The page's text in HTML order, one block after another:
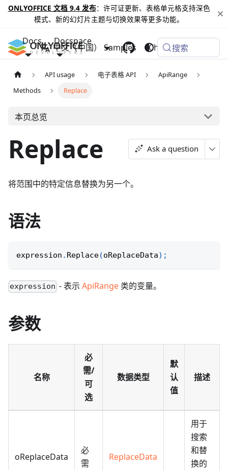
ONLYOFFICE 文档 9.4 发布：许可证更新、表格单元格支持深色
模式、新的幻灯片主题与切换效果等更多功能。
Docs Docspace
Samples Changelog
中文（中国） 搜索
API usage 电子表格 API
ApiRange
Methods
Replace
本页总览
Replace Ask a question
将范围中的特定信息替换为另一个。
语法
expression . Replace(oReplaceData) ;
expression - 表示ApiRange 类的变量。
参数
名称
必
需/
可
选
数据类型
默
认
值
描述
oReplaceData
必
需
ReplaceData
用于
搜索
和替
换的